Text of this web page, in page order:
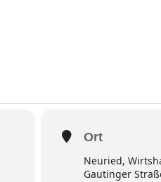
Ort
Neuried,
Gautinger